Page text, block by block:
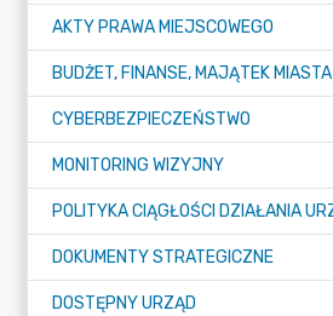
AKTY PRAWA MIEJSCOWEGO
BUDŻET, FINANSE, MAJĄTEK MIASTA
CYBERBEZPIECZEŃSTWO
MONITORING WIZYJNY
DOKUMENTY STRATEGICZNE
DOSTĘPNY URZĄD